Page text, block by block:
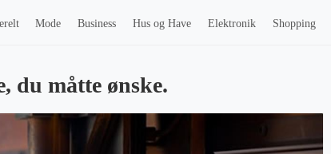
Mode Business Hus og Have Elektronik Shopping
du måtte ønske.